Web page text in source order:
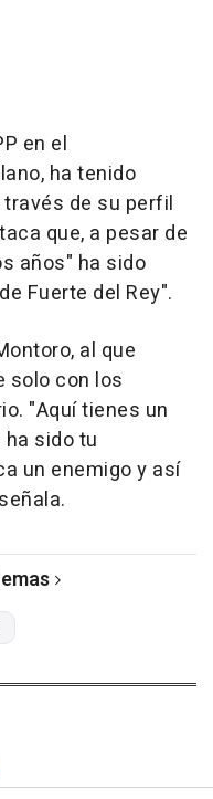
en el
ha tenido
de su perfil
que, a pesar de
años" ha sido
Fuerte del Rey".
al que
solo con los
"Aquí tienes un
sido tu
un enemigo y así